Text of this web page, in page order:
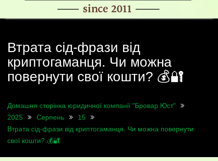
Втрата сід-фрази від
криптогаманця. Чи можна
повернути свої кошти? 💰🔐
Домашня сторінка юридичної компанії "Бровар Юст"
2025
Серпень
15
Втрата сід-фрази від криптогаманця. Чи можна повернути
свої кошти? 💰🔐